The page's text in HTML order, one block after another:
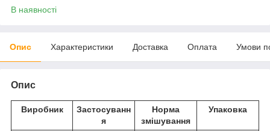
В наявності
Опис Характеристики Доставка Оплата Умови
Опис
Виробник
Застосуванн
я
Норма
змішування
Упаковка